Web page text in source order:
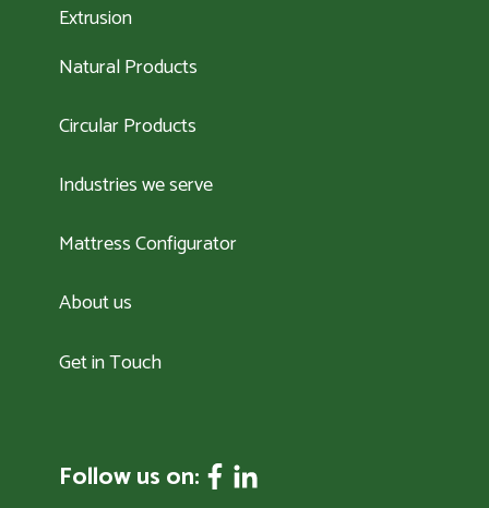
Extrusion
Natural Products
Circular Products
Industries we serve
Mattress Configurator
About us
Get in Touch
Follow us on: